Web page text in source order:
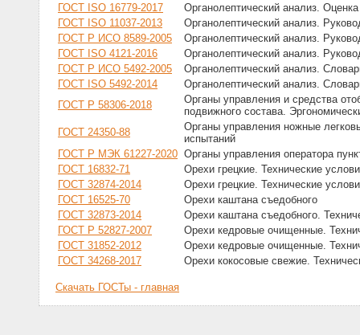
ГОСТ ISO 16779-2017
Органолептический анализ.
ГОСТ ISO 11037-2013
Органолептический анализ.
ГОСТ Р ИСО 8589-2005
Органолептический анализ.
ГОСТ ISO 4121-2016
Органолептический анализ.
ГОСТ Р ИСО 5492-2005
Органолептический анализ.
ГОСТ ISO 5492-2014
Органолептический анализ.
ГОСТ Р 58306-2018
Органы управления и средства
подвижного состава.
ГОСТ 24350-88
Органы управления ножные
испытаний
ГОСТ Р МЭК 61227-2020 Органы управления оператора
ГОСТ 16832-71
Орехи грецкие. Технические
ГОСТ 32874-2014
Орехи грецкие. Технические
ГОСТ 16525-70
Орехи каштана съедобного
ГОСТ 32873-2014
Орехи каштана съедобного.
ГОСТ Р 52827-2007
Орехи кедровые очищенные.
ГОСТ 31852-2012
Орехи кедровые очищенные.
ГОСТ 34268-2017
Орехи кокосовые свежие.
Скачать ГОСТы - главная